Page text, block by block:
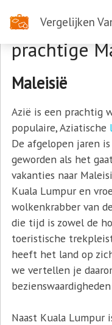
Vergelijken
Op
prachtige
Maleisië
Azië is een prachtig
populaire, Aziatische
De afgelopen jaren
geworden als het
vakanties naar
Kuala Lumpur en
wolkenkrabber van
die tijd is zowel de
toeristische
heeft het land op
we vertellen je
Naast Kuala Lumpur